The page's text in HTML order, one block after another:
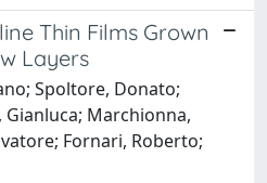
Thin Films Grown
Layers
Spoltore, Donato;
Marchionna,
Fornari, Roberto;